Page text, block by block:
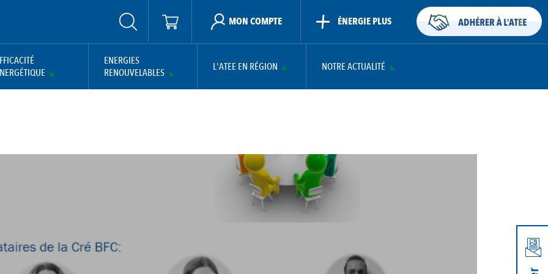
MON COMPTE ÉNERGIE PLUS
ENERGIES
RENOUVELABLES
L'ATEE EN RÉGION NOTRE ACTUALITÉ